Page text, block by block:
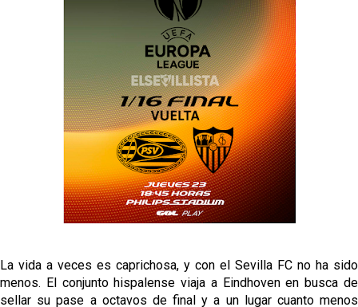
Opinión | "Carta abierta a Alberto Flores" por Rafa
El Sevilla oficializa el traspaso de Sow
Miguel Sierra: La temporada pasada se vio
reflejado que podemos tirar para delante y
trabajamos con ilusión
Diomande ya es madridista mientras Rodri agita el
La vida a veces es caprichosa, y con el Sevilla FC no ha sido
menos. El conjunto hispalense viaja a Eindhoven en busca de
sellar su pase a octavos de final y a un lugar cuanto menos